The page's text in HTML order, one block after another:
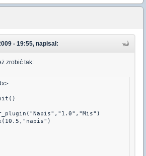
- 19:55, napisał:
zrobić tak: